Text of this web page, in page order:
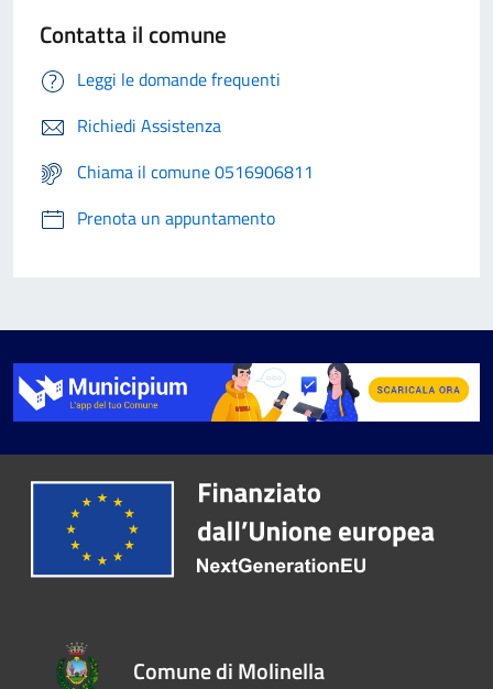
Contatta il comune
Leggi le domande frequenti
Richiedi Assistenza
Chiama il comune 0516906811
Prenota un appuntamento
Comune di Molinella